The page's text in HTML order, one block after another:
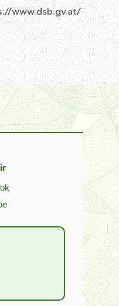
www.dsb.gv.at/